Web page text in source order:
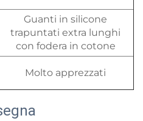
Guanti in silicone
trapuntati extra lunghi
con fodera in cotone
Molto apprezzati